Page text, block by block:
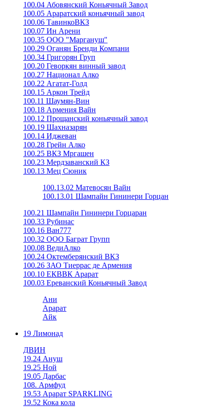
100.04 Абовянский Коньячный Завод
100.05 Араратский коньячный завод
100.06 ТавинкоВКЗ
100.07 Ин Арени
100.35 ООО "Маргануш"
100.29 Оганян Бренди Компани
100.34 Григорян Груп
100.20 Геворкян винный завод
100.27 Национал Алко
100.22 Агатат-Голд
100.15 Аркон Трейд
100.11 Шаумян-Вин
100.18 Армения Вайн
100.12 Прощанский коньячный завод
100.19 Шахназарян
100.14 Иджеван
100.28 Грейн Алко
100.25 ВКЗ Мргашен
100.23 Мердзаванский КЗ
100.13 Мец Сюник
100.13.02 Матевосян Вайн
100.13.01 Шампайн Гининери Горцан
100.21 Шампайн Гининери Горцаран
100.33 Рубинас
100.16 Ван777
100.32 ООО Баграт Групп
100.08 ВедиАлко
100.24 Октемберянский ВКЗ
100.26 ЗАО Тиеррас де Армения
100.10 ЕКВВК Арарат
100.03 Ереванский Коньячный Завод
Ани
Арарат
Айк
19 Лимонад
ДВИН
19.24 Ануш
19.25 Ной
19.05 Дарбас
108. Армфуд
19.53 Арарат SPARKLING
19.52 Кока кола